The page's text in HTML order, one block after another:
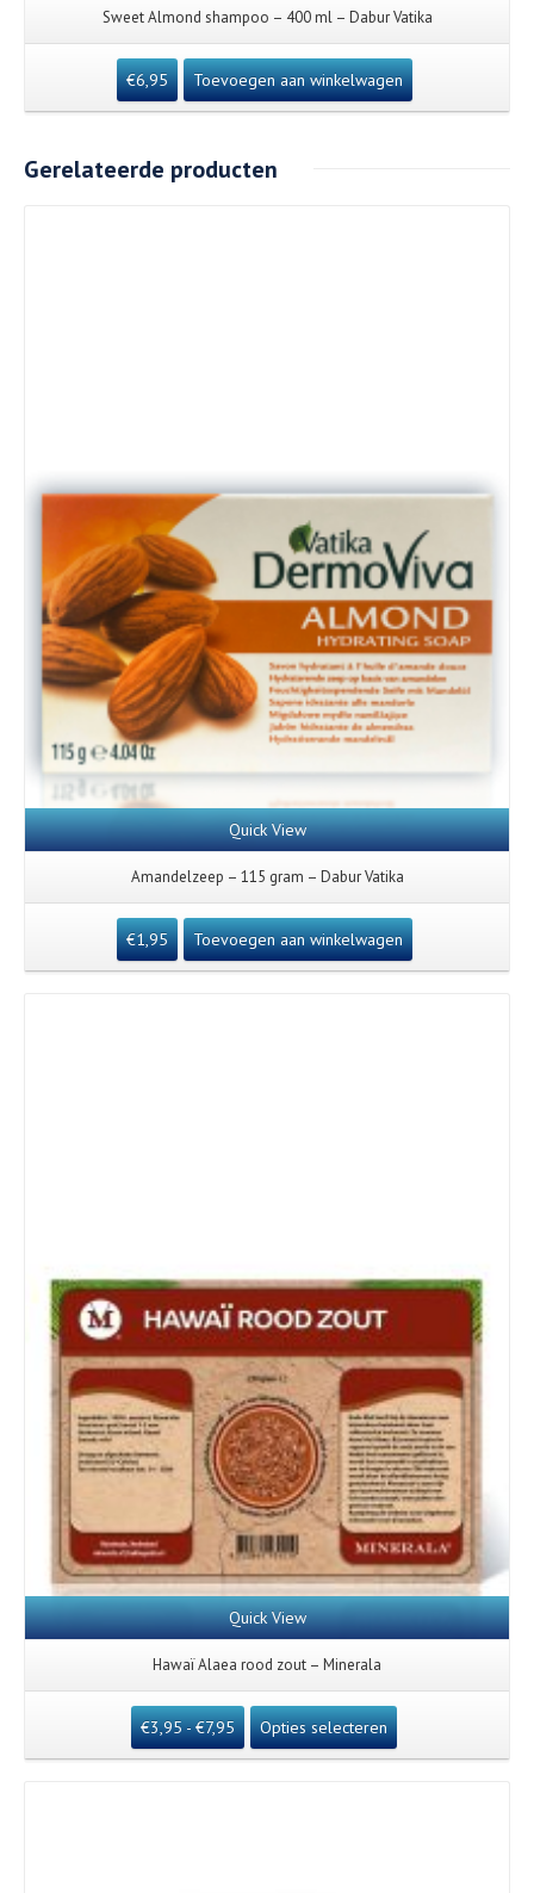
Sweet Almond shampoo – 400 ml – Dabur Vatika
€6,95 Toevoegen aan winkelwagen
Gerelateerde producten
Quick View
Amandelzeep – 115 gram – Dabur Vatika
€1,95 Toevoegen aan winkelwagen
Quick View
Hawaï Alaea rood zout – Minerala
€3,95- €7,95 Opties selecteren